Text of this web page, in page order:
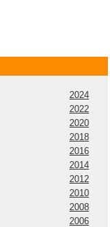
2024
2022
2020
2018
2016
2014
2012
2010
2008
2006